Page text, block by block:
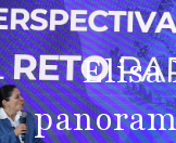
Elisa